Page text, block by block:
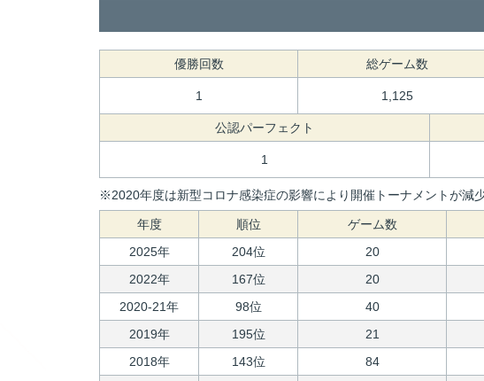
優勝回数 総ゲーム数
1 1,125
公認パーフェクト
1
※2020年度は新型コロナ感染症の影響により開催トーナメントが減
年度 順位 ゲーム数
2025年
204位 20
2022年
167位 20
2020-21年
98位 40
2019年
195位 21
2018年
143位 84